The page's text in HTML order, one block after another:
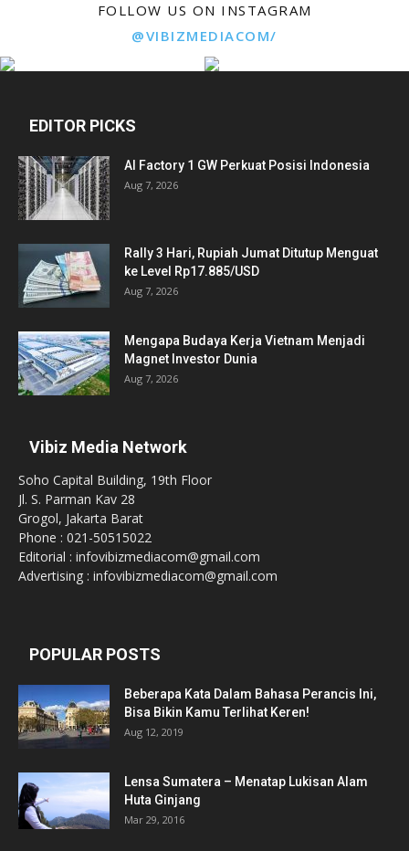
FOLLOW US ON INSTAGRAM
@VIBIZMEDIACOM/
EDITOR PICKS
AI Factory 1 GW Perkuat Posisi Indonesia
Aug 7, 2026
Rally 3 Hari, Rupiah Jumat Ditutup Menguat
ke Level Rp17.885/USD
Aug 7, 2026
Mengapa Budaya Kerja Vietnam Menjadi
Magnet Investor Dunia
Aug 7, 2026
Vibiz Media Network
Soho Capital Building, 19th Floor
Jl. S. Parman Kav 28
Grogol, Jakarta Barat
Phone : 021-50515022
Editorial : infovibizmediacom@gmail.com
Advertising : infovibizmediacom@gmail.com
POPULAR POSTS
Beberapa Kata Dalam Bahasa Perancis Ini,
Bisa Bikin Kamu Terlihat Keren!
Aug 12, 2019
Lensa Sumatera – Menatap Lukisan Alam
Huta Ginjang
Mar 29, 2016